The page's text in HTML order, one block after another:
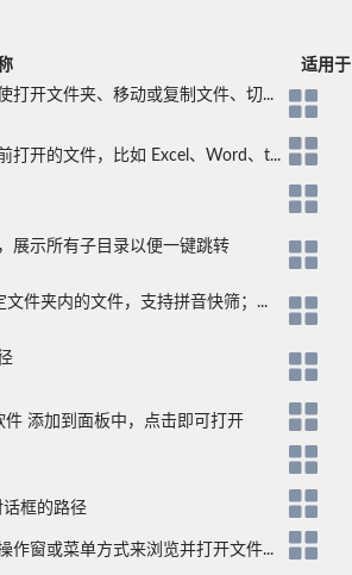
适用于
打开文件夹、移动或复制文件、切...
打开的文件，比如 Excel、Word、t...
展示所有子目录以便一键跳转
件夹内的文件，支持拼音快筛；...
添加到面板中，点击即可打开
话框的路径
作窗或菜单方式来浏览并打开文件...